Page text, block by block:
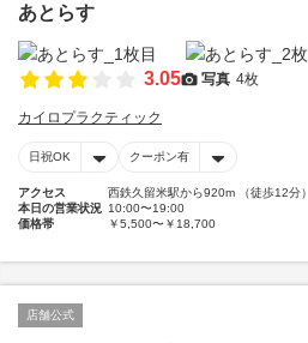
あとらす
3.05 写真 4枚
カイロプラクティック
日祝OK クーポン有
アクセス
西鉄久留米駅から920m （徒歩12分）
本日の営業状況 10:00〜19:00
価格帯
￥5,500〜￥18,700
店舗公式